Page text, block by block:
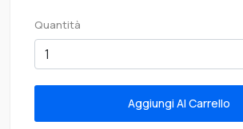
Quantità
Aggiungi Al Carrello